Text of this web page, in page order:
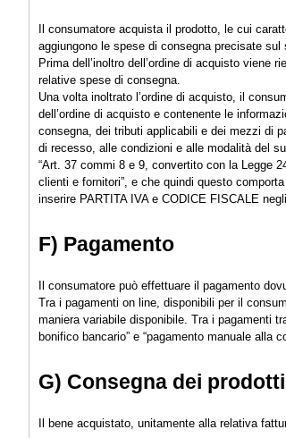
Il consumatore acquista il prodotto, le cui
aggiungono le spese di consegna precisate sul
Prima dell’inoltro dell’ordine di acquisto
relative spese di consegna.
Una volta inoltrato l’ordine di acquisto, il
dell’ordine di acquisto e contenente le
consegna, dei tributi applicabili e dei mezzi di
di recesso, alle condizioni e alle modalità del
“Art. 37 commi 8 e 9, convertito con la Legge
clienti e fornitori”, e che quindi questo
inserire PARTITA IVA e CODICE FISCALE
F) Pagamento
Il consumatore può effettuare il pagamento
Tra i pagamenti on line, disponibili per il
maniera variabile disponibile. Tra i pagamenti
bonifico bancario” e “pagamento manuale alla
G) Consegna dei prodotti
Il bene acquistato, unitamente alla relativa